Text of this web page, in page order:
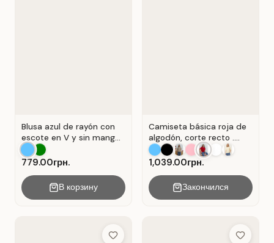
Blusa azul de rayón con
escote en V y sin mangas
. Azul.
779.00грн.
В корзину
Camiseta básica roja de
algodón, corte recto .
Rojo.
1,039.00грн.
Закончился
Add to Wish List Add to